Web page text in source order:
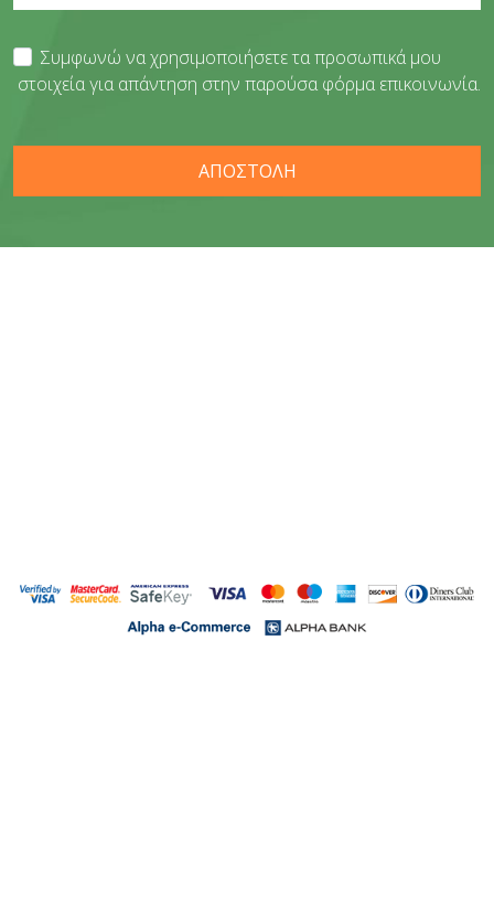
Συμφωνώ να χρησιμοποιήσετε τα προσωπικά μου
στοιχεία για απάντηση στην παρούσα φόρμα επικοινωνία.
ΑΠΟΣΤΟΛΗ